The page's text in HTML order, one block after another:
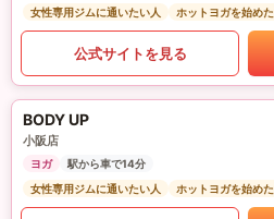
女性専用ジムに通いたい人
ホットヨガを始め
公式サイトを見る
BODY UP
小阪店
ヨガ
駅から車で14分
女性専用ジムに通いたい人
ホットヨガを始め